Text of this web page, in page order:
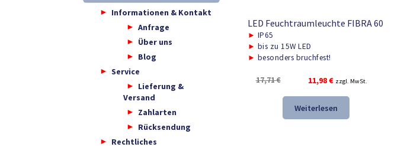
LED Feuchtraumleuchte FIBRA 60
► IP65
► bis zu 15W LED
► besonders bruchfest!
17,71€
Ursprünglicher
war:
17,71 €
11,98€Aktueller
ist:
11,98 €.
zzgl. MwSt.
Weiterlesen
Informationen & Kontakt
Anfrage
Über uns
Blog
Service
Lieferung &
Versand
Zahlarten
Rücksendung
Rechtliches